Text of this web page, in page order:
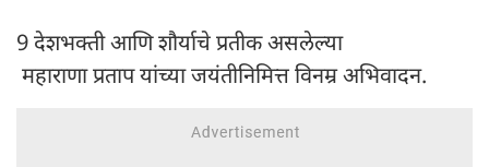
9 देशभक्ती आणि शौर्याचे प्रतीक असलेल्या
महाराणा प्रताप यांच्या जयंतीनिमित्त विनम्र अभिवादन.